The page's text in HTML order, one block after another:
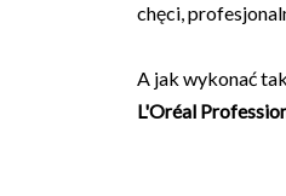
chęci,
A jak wykonać
L'Oréal